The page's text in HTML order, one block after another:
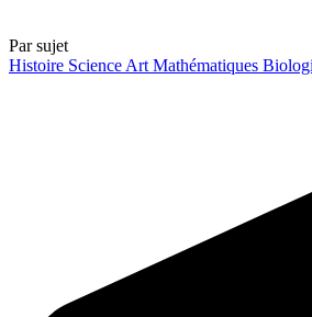
Par sujet
Histoire Science Art Mathématiques